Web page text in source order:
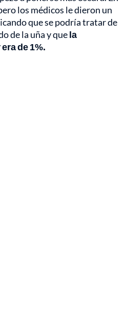
los médicos le dieron un
que se podría tratar de
de la uña y quela
de 1%.